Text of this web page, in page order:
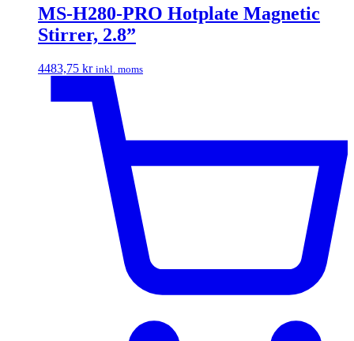
MS-H280-PRO Hotplate Magnetic
Stirrer, 2.8”
4483,75 kr inkl. moms